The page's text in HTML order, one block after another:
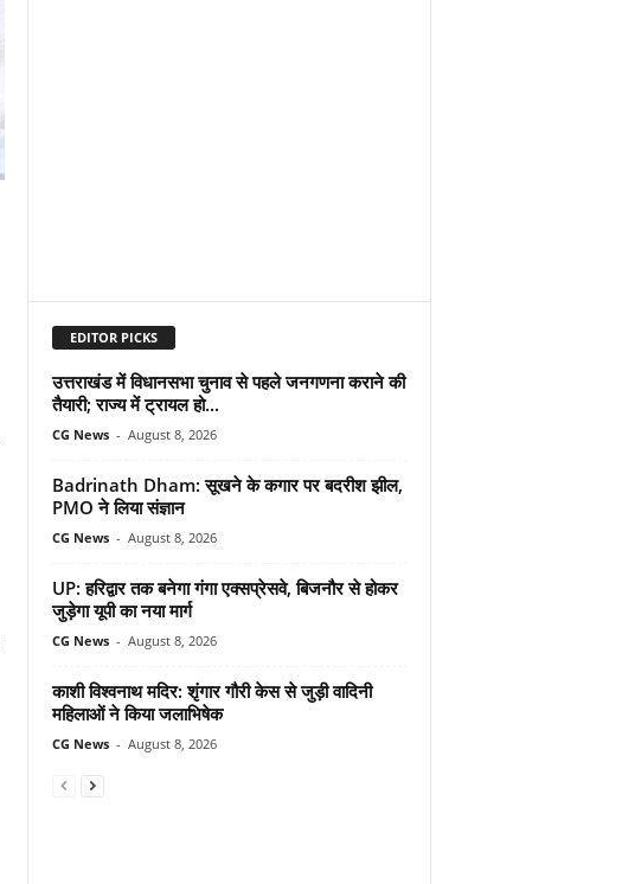
EDITOR PICKS
उत्तराखंड में विधानसभा चुनाव से पहले जनगणना कराने की
तैयारी; राज्य में ट्रायल हो...
CG News - August 8, 2026
Badrinath Dham: सूखने के कगार पर बदरीश झील,
PMO ने लिया संज्ञान
CG News - August 8, 2026
UP: हरिद्वार तक बनेगा गंगा एक्सप्रेसवे, बिजनौर से होकर
जुड़ेगा यूपी का नया मार्ग
CG News - August 8, 2026
काशी विश्वनाथ मदिर: शृंगार गौरी केस से जुड़ी वादिनी
महिलाओं ने किया जलाभिषेक
CG News - August 8, 2026